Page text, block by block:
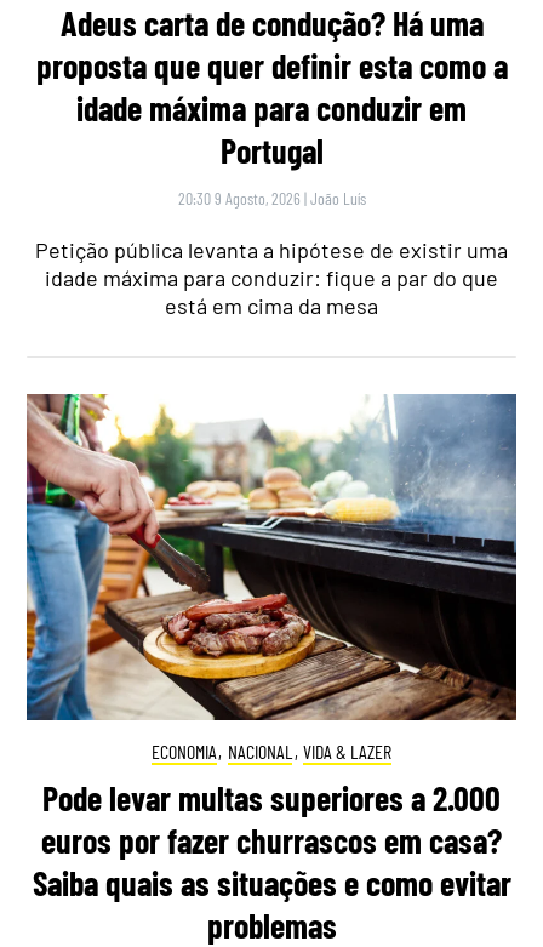
Adeus carta de condução? Há uma
proposta que quer definir esta como a
idade máxima para conduzir em
Portugal
20:30 9 Agosto, 2026 |João Luís
Petição pública levanta a hipótese de existir uma
idade máxima para conduzir: fique a par do que
está em cima da mesa
ECONOMIA, NACIONAL , VIDA & LAZER
Pode levar multas superiores a 2.000
euros por fazer churrascos em casa?
Saiba quais as situações e como evitar
problemas